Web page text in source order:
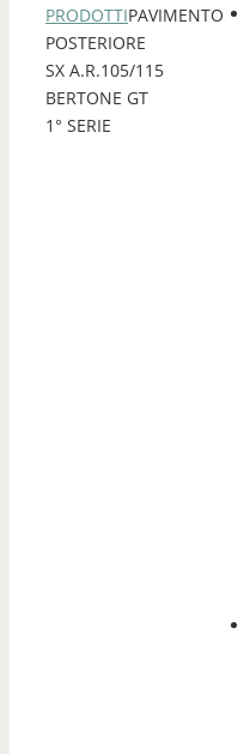
PRODOTTIPAVIMENTO
POSTERIORE
SX A.R.105/115
BERTONE GT
1° SERIE